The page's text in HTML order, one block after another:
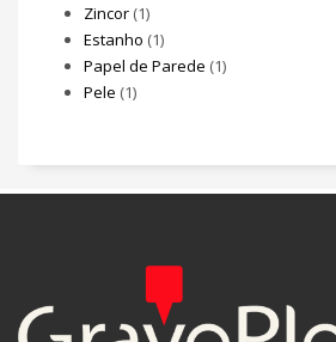
Zincor (1)
Estanho (1)
Papel de Parede (1)
Pele (1)